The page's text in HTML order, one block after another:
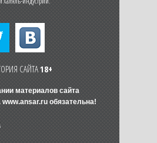
САЙТА18+
материалов сайта
www.ansar.ruобязательна!